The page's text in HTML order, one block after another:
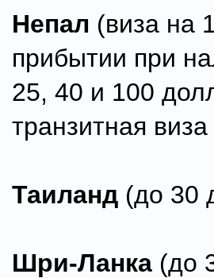
Непал (виза на
прибытии при
25, 40 и 100
транзитная
Таиланд (до 30
Шри-Ланка (до